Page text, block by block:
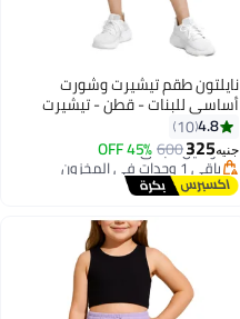
3
نايلتون طقم تيشيرت وشورت
أساسي للبنات - قطن - تيشيرت
بكتف منسدل وشورت رياضي
للأطفال والمراهقين - طقم ملابس
كاجوال
4.8
10
جنيه325
600
45% OFF
#11 في اطقم ملابس البنات
توصيل مجاني
باقي 1 وحدات في المخزون
#11 في اطقم ملابس البنات